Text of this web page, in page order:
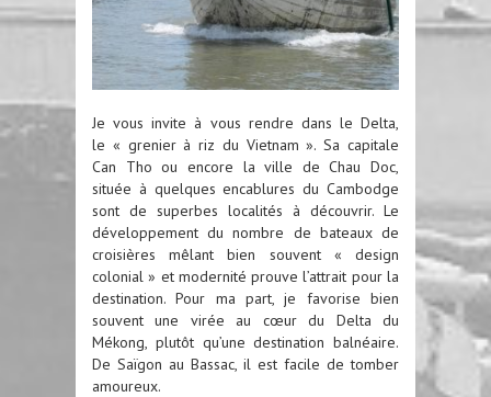
Je vous invite à vous rendre dans le Delta,
le « grenier à riz du Vietnam ». Sa capitale
Can Tho ou encore la ville de Chau Doc,
située à quelques encablures du Cambodge
sont de superbes localités à découvrir. Le
développement du nombre de bateaux de
croisières mêlant bien souvent « design
colonial » et modernité prouve l’attrait pour la
destination. Pour ma part, je favorise bien
souvent une virée au cœur du Delta du
Mékong, plutôt qu’une destination balnéaire.
De Saïgon au Bassac, il est facile de tomber
amoureux.